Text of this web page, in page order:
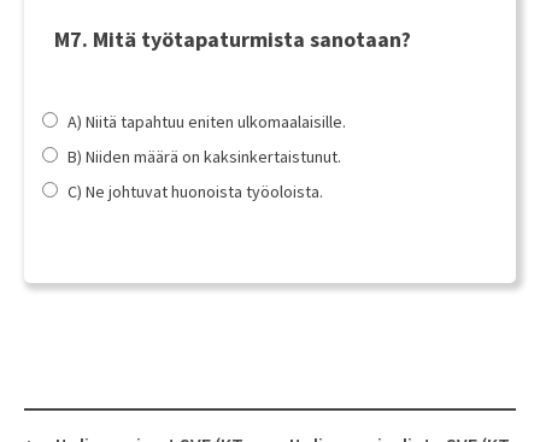
M7. Mitä työtapaturmista sanotaan?
A) Niitä tapahtuu eniten ulkomaalaisille.
B) Niiden määrä on kaksinkertaistunut.
C) Ne johtuvat huonoista työoloista.